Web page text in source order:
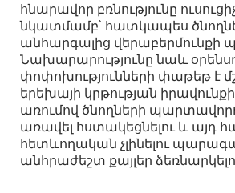
հնարավոր բռնությունը
նկատմամբ՝ հատկապես
անհարգալից վերաբերմունքի
Նախարարությունը նաև
փոփոխությունների փաթեթ է
երեխայի կրթության
առումով ծնողների
առավել հստակեցնելու և այդ
հետևողական չլինելու
անհրաժեշտ քայլեր